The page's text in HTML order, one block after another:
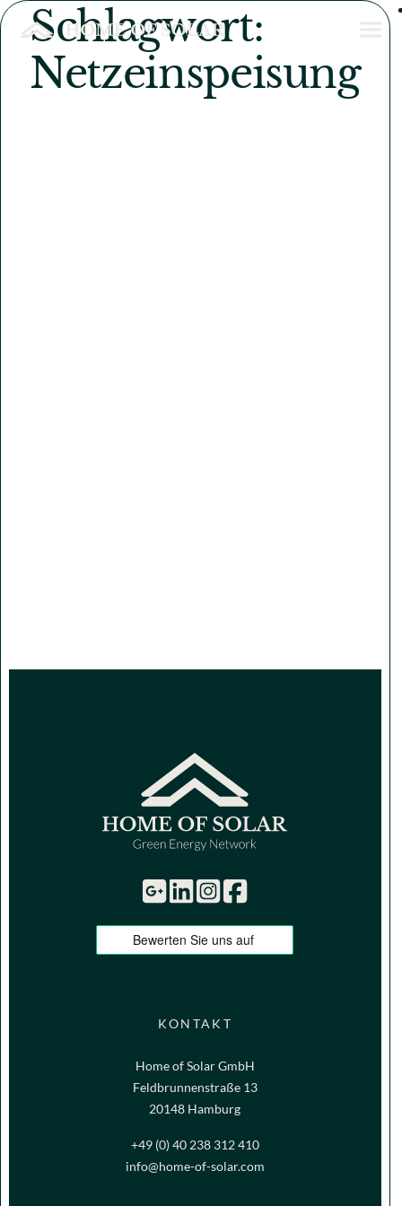
Skip to content
Toggle navigation
Schlagwort:
Netzeinspeisung
KONTAKT
Home of Solar GmbH
Feldbrunnenstraße 13
20148 Hamburg
+49 (0) 40 238 312 410
info@home-of-solar.com